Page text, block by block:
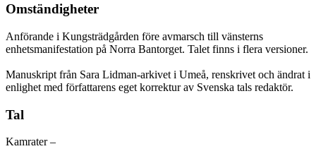
Omständigheter
Anförande i Kungsträdgården före avmarsch till vänsterns
enhetsmanifestation på Norra Bantorget. Talet finns i flera versioner.
Manuskript från Sara Lidman-arkivet i Umeå, renskrivet och ändrat i
enlighet med författarens eget korrektur av Svenska tals redaktör.
Tal
Kamrater –